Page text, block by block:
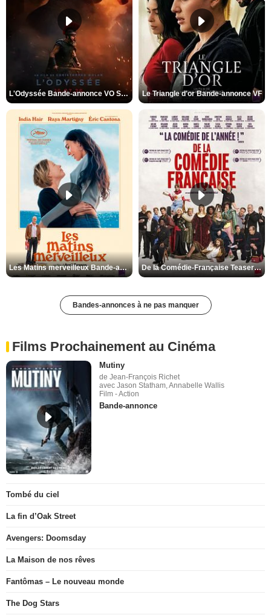
L'Odyssée Bande-annonce VO STFR Le Triangle d'or Bande-annonce VF
Les Matins merveilleux Bande-annonce VF De la Comédie-Française Teaser VF
Bandes-annonces à ne pas manquer
Films Prochainement au Cinéma
Mutiny
de Jean-François Richet
avec Jason Statham, Annabelle Wallis
Film - Action
Bande-annonce
Tombé du ciel
La fin d’Oak Street
Avengers: Doomsday
La Maison de nos rêves
Fantômas – Le nouveau monde
The Dog Stars